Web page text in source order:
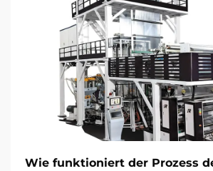
Wie funktioniert der Prozess